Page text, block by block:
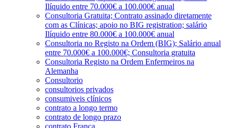
Ilíquido entre 70.000€ a 100.000€ anual
Consultoria Gratuita; Contrato assinado diretamente
com as Clínicas; apoio no BIG registration; salário
Ilíquido entre 80.000€ a 100.000€ anual
Consultoria no Registo na Ordem (BIG); Salário anual
entre 70.000€ a 100.000€; Consultoria gratuita
Consultoria Registo na Ordem Enfermeiros na
Alemanha
Consultorio
consultorios privados
consumiveis clínicos
contrato a longo termo
contrato de longo prazo
contrato França